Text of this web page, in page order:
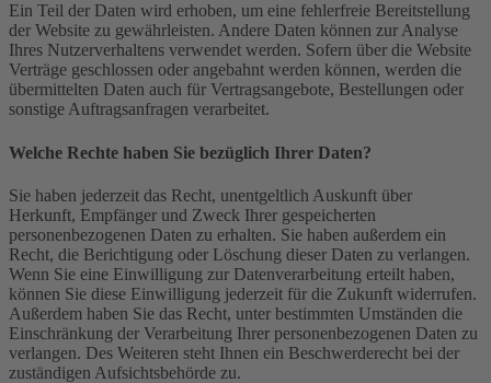
Ein Teil der Daten wird erhoben, um eine fehlerfreie Bereitstellung
der Website zu gewährleisten. Andere Daten können zur Analyse
Ihres Nutzerverhaltens verwendet werden. Sofern über die Website
Verträge geschlossen oder angebahnt werden können, werden die
übermittelten Daten auch für Vertragsangebote, Bestellungen oder
sonstige Auftragsanfragen verarbeitet.
Welche Rechte haben Sie bezüglich Ihrer Daten?
Sie haben jederzeit das Recht, unentgeltlich Auskunft über
Herkunft, Empfänger und Zweck Ihrer gespeicherten
personenbezogenen Daten zu erhalten. Sie haben außerdem ein
Recht, die Berichtigung oder Löschung dieser Daten zu verlangen.
Wenn Sie eine Einwilligung zur Datenverarbeitung erteilt haben,
können Sie diese Einwilligung jederzeit für die Zukunft widerrufen.
Außerdem haben Sie das Recht, unter bestimmten Umständen die
Einschränkung der Verarbeitung Ihrer personenbezogenen Daten zu
verlangen. Des Weiteren steht Ihnen ein Beschwerderecht bei der
zuständigen Aufsichtsbehörde zu.